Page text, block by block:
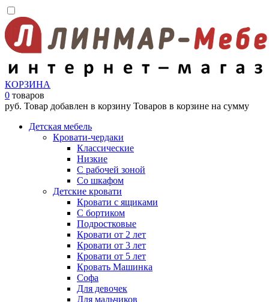
КОРЗИНА
0 товаров
руб. Товар добавлен в корзину Товаров в корзине на сумму
Детская мебель
Кровати-чердаки
Классические
Низкие
С рабочей зоной
Со шкафом
Детские кровати
Кровати с ящиками
С бортиком
Подростковые
Кровати от 2 лет
Кровати от 3 лет
Кровати от 5 лет
Кровать Машинка
Софа
Для девочек
Для мальчиков